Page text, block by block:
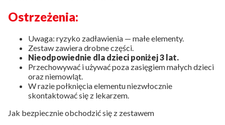
Ostrzeżenia:
Uwaga: ryzyko zadławienia — małe elementy.
Zestaw zawiera drobne części.
Nieodpowiednie dla dzieci poniżej 3 lat.
Przechowywać i używać poza zasięgiem małych dzieci
oraz niemowląt.
W razie połknięcia elementu niezwłocznie
skontaktować się z lekarzem.
Jak bezpiecznie obchodzić się z zestawem